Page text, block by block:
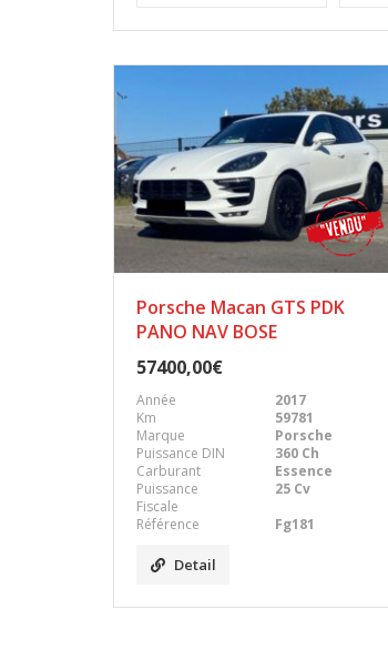
Porsche Macan GTS PDK
PANO NAV BOSE
57400,00€
Année
2017
Km
59781
Marque
Porsche
Puissance DIN
360 Ch
Carburant
Essence
Puissance
Fiscale
25 Cv
Référence
Fg181
Detail